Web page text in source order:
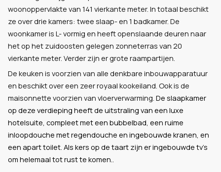
woonoppervlakte van 141 vierkante meter. In totaal beschikt
ze over drie kamers: twee slaap- en 1 badkamer. De
woonkamer is L- vormig en heeft openslaande deuren naar
het op het zuidoosten gelegen zonneterras van 20
vierkante meter. Verder zijn er grote raampartijen.
De keuken is voorzien van alle denkbare inbouwapparatuur
en beschikt over een zeer royaal kookeiland. Ook is de
maisonnette voorzien van vloerverwarming. De slaapkamer
op deze verdieping heeft de uitstraling van een luxe
hotelsuite, compleet met een bubbelbad, een ruime
inloopdouche met regendouche en ingebouwde kranen, en
een apart toilet. Als kers op de taart zijn er ingebouwde tv’s
om helemaal tot rust te komen..